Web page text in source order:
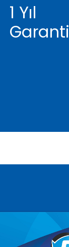
1 Yıl
Garanti